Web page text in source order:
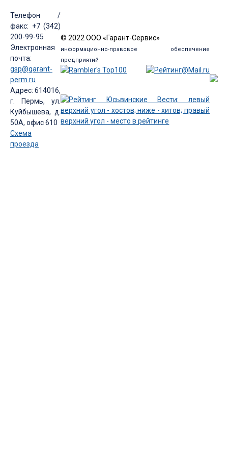
Телефон /
факс: +7 (342)
200-99-95
Электронная
почта:
gsp@garant-
perm.ru
Адрес: 614016,
г. Пермь, ул.
Куйбышева, д.
50А, офис 610
Схема
проезда
© 2022 ООО «Гарант-Сервис»
информационно-правовое обеспечение
предприятий